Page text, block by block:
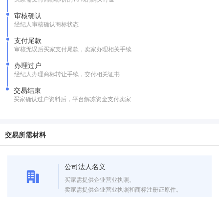
审核确认
经纪人审核确认商标状态
支付尾款
审核无误后买家支付尾款，卖家办理相关手续
办理过户
经纪人办理商标转让手续，交付相关证书
交易结束
买家确认过户资料后，平台解冻资金支付卖家
交易所需材料
公司法人名义
买家需提供企业营业执照。
卖家需提供企业营业执照和商标注册证原件。